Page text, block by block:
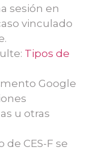
sesión en
vinculado
Tipos de
Google
u otras
CES-F se